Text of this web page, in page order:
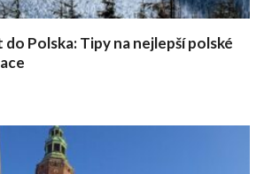
Polska: Tipy na nejlepší polské